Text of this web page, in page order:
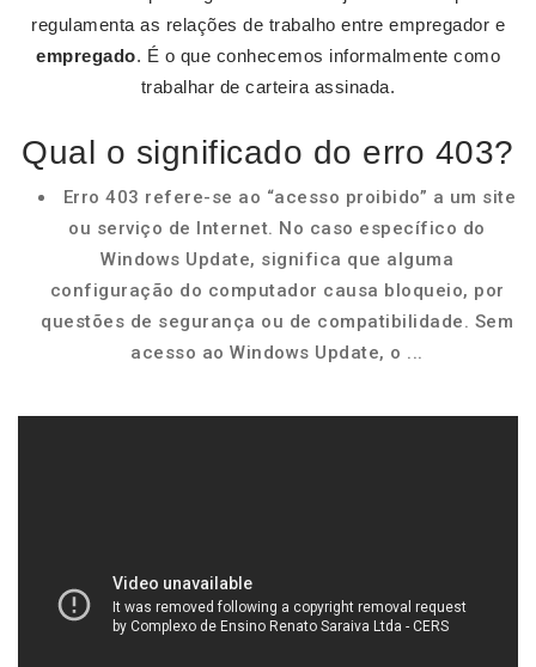
regulamenta as relações de trabalho entre empregador e
empregado. É o que conhecemos informalmente como
trabalhar de carteira assinada.
Qual o significado do erro 403?
Erro 403 refere-se ao “acesso proibido” a um site
ou serviço de Internet. No caso específico do
Windows Update, significa que alguma
configuração do computador causa bloqueio, por
questões de segurança ou de compatibilidade. Sem
acesso ao Windows Update, o ...